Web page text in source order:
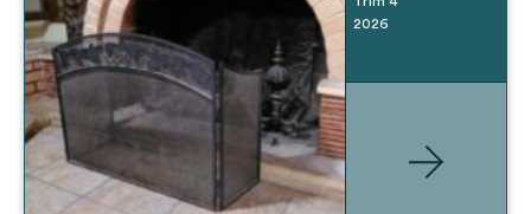
2026